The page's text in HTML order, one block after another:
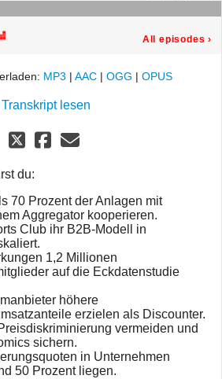
All episodes ›
MP3 | AAC | OGG | OPUS
Transkript lesen
du:
70 Prozent der Anlagen mit
Aggregator kooperieren.
Club ihr B2B-Modell in
1,2 Millionen
auf die Eckdatenstudie
höhere
erzielen als Discounter.
vermeiden und
sichern.
in Unternehmen
50 Prozent liegen.